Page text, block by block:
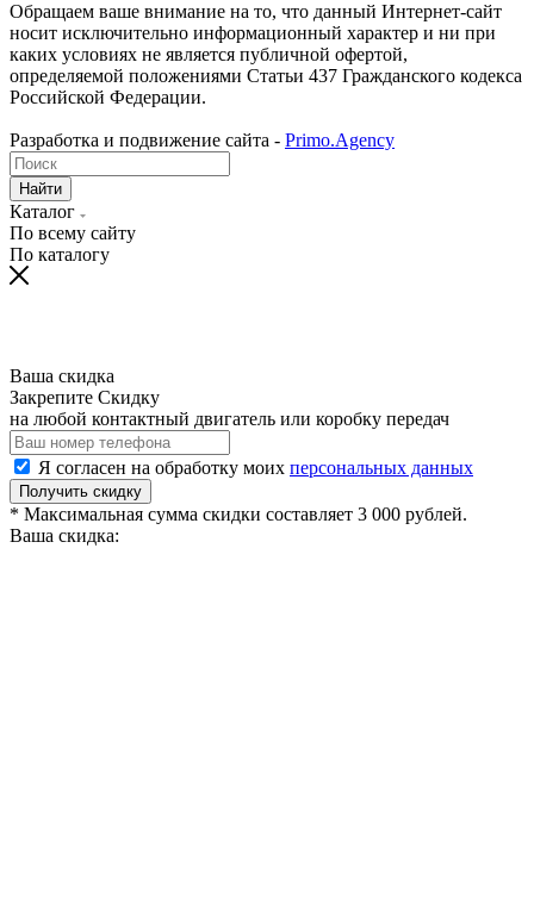
Обращаем ваше внимание на то, что данный Интернет-сайт
носит исключительно информационный характер и ни при
каких условиях не является публичной офертой,
определяемой положениями Статьи 437 Гражданского кодекса
Российской Федерации.
Разработка и подвижение сайта - Primo.Agency
Найти
Каталог
По всему сайту
По каталогу
Ваша скидка
Закрепите Скидку
на любой контактный двигатель или коробку передач
Я согласен на обработку моих персональных данных
Получить скидку
* Максимальная сумма скидки составляет 3 000 рублей.
Ваша скидка: